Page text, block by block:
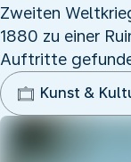
Zweiten
1880 zu einer
Auftritte
Kunst &